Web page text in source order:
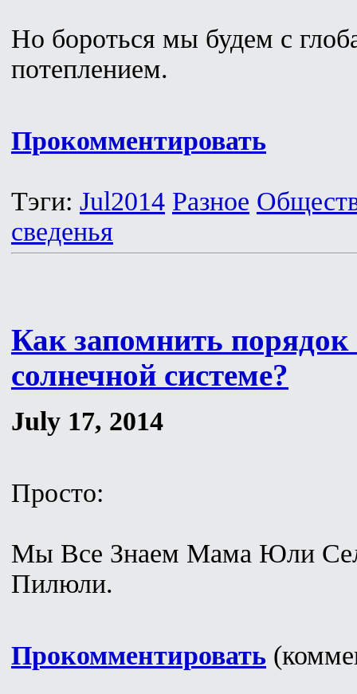
Но бороться мы будем с
потеплением.
Прокомментировать
Тэги: Jul2014 Разное
сведенья
Как запомнить порядок
солнечной системе?
July 17, 2014
Просто:
Мы Все Знаем Мама Юли
Пилюли.
Прокомментировать